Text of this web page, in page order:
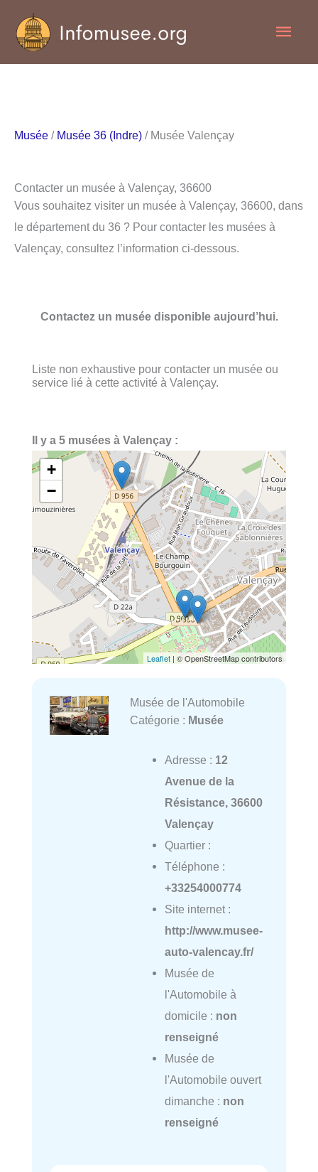
contenu
Musée / Musée 36 (Indre) / Musée Valençay
Contacter un musée à Valençay, 36600
Vous souhaitez visiter un musée à Valençay, 36600, dans
le département du 36 ? Pour contacter les musées à
Valençay, consultez l’information ci-dessous.
Contactez un musée disponible aujourd’hui.
Liste non exhaustive pour contacter un musée ou
service lié à cette activité à Valençay.
Il y a 5 musées à Valençay :
+
−
Leaflet | © OpenStreetMap contributors
Musée de l'Automobile
Catégorie : Musée
Adresse : 12
Avenue de la
Résistance, 36600
Valençay
Quartier :
Téléphone :
+33254000774
Site internet :
http://www.musee-
auto-valencay.fr/
Musée de
l'Automobile à
domicile : non
renseigné
Musée de
l'Automobile ouvert
dimanche : non
renseigné